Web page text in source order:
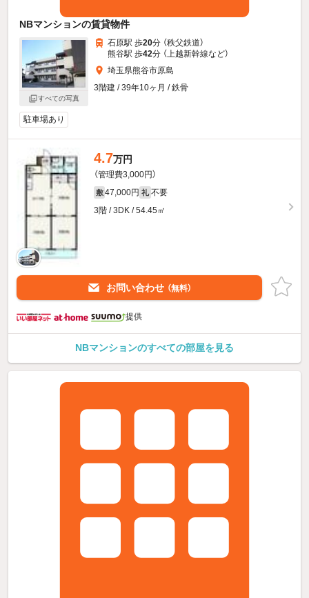
NBマンションの賃貸物件
すべての写真
石原駅 歩20分 （秩父鉄道）
熊谷駅 歩42分 （上越新幹線など）
埼玉県熊谷市原島
3階建 / 39年10ヶ月 / 鉄骨
駐車場あり
4.7万円
（管理費3,000円）
敷 47,000円 礼 不要
3階 / 3DK / 54.45㎡
お問い合わせ （無料）
提供
NBマンションのすべての部屋を見る